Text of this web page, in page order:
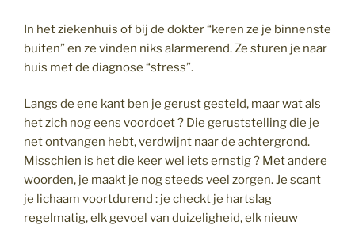
In het ziekenhuis of bij de dokter “keren ze je binnenste
buiten” en ze vinden niks alarmerend. Ze sturen je naar
huis met de diagnose “stress”.
Langs de ene kant ben je gerust gesteld, maar wat als
het zich nog eens voordoet ? Die geruststelling die je
net ontvangen hebt, verdwijnt naar de achtergrond.
Misschien is het die keer wel iets ernstig ? Met andere
woorden, je maakt je nog steeds veel zorgen. Je scant
je lichaam voortdurend : je checkt je hartslag
regelmatig, elk gevoel van duizeligheid, elk nieuw